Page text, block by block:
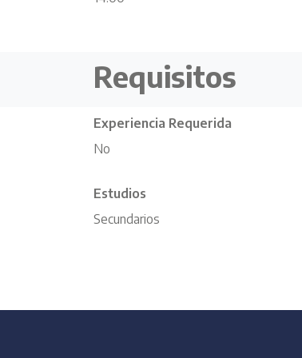
Requisitos
Experiencia Requerida
No
Estudios
Secundarios